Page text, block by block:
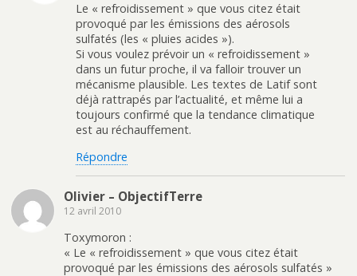
Le « refroidissement » que vous citez était
provoqué par les émissions des aérosols
sulfatés (les « pluies acides »).
Si vous voulez prévoir un « refroidissement »
dans un futur proche, il va falloir trouver un
mécanisme plausible. Les textes de Latif sont
déjà rattrapés par l’actualité, et même lui a
toujours confirmé que la tendance climatique
est au réchauffement.
Répondre
Olivier – ObjectifTerre
12 avril 2010
Toxymoron :
« Le « refroidissement » que vous citez était
provoqué par les émissions des aérosols sulfatés »